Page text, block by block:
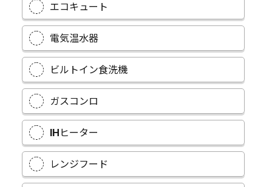
エコキュート
電気温水器
ビルトイン食洗機
ガスコンロ
IHヒーター
レンジフード